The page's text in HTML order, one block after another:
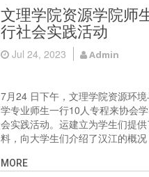
文理学院资源学院师
行社会实践活动
Jul 24, 2023 Admin
7月24 日下午，文理学院资源环
学专业师生一行10人专程来协会
会实践活动。运建立为学生们提
料，向大学生们介绍了汉江的概
MORE